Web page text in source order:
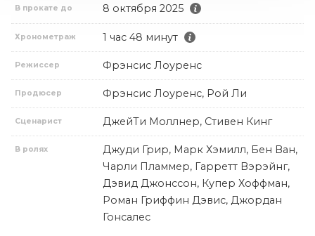
В прокате до 8 октября 2025
Хронометраж 1 час 48 минут
Режиссер Фрэнсис Лоуренс
Продюсер Фрэнсис Лоуренс, Рой Ли
Сценарист ДжейТи Моллнер, Стивен Кинг
В ролях
Джуди Грир, Марк Хэмилл, Бен Ван,
Чарли Пламмер, Гарретт Вэрэйнг,
Дэвид Джонссон, Купер Хоффман,
Роман Гриффин Дэвис, Джордан
Гонсалес